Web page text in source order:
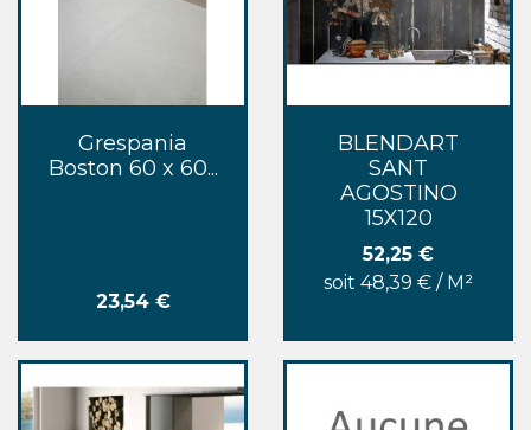
Grespania
Boston 60 x 60...
Prix
23,54 €
BLENDART
SANT
AGOSTINO
15X120
Prix
52,25 €
soit 48,39 € / M²